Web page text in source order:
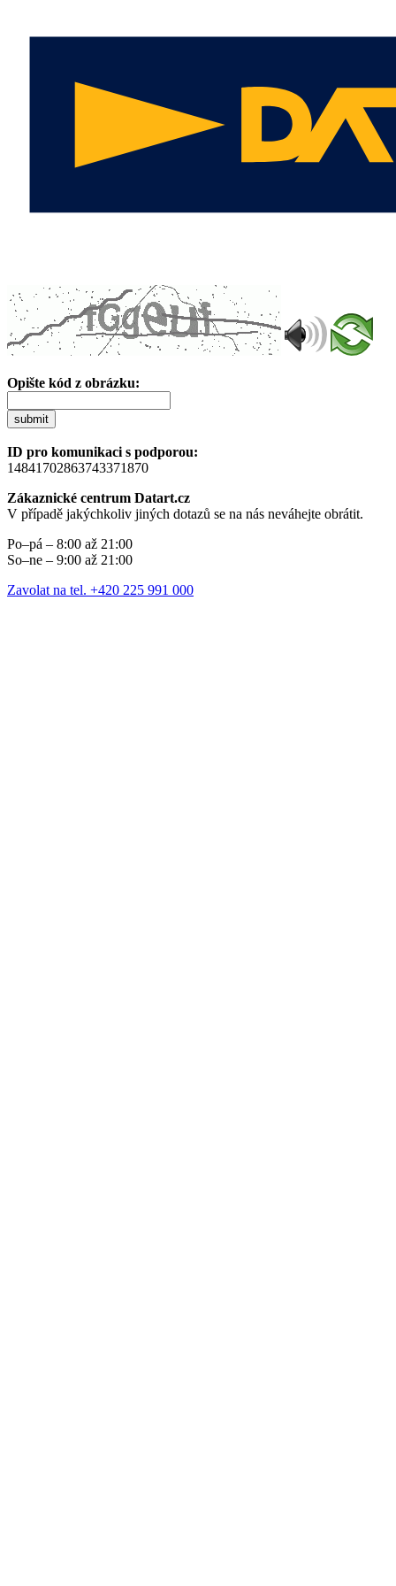
Opište kód z obrázku:
submit
ID pro komunikaci s podporou:
14841702863743371870
Zákaznické centrum Datart.cz
V případě jakýchkoliv jiných dotazů se na nás neváhejte obrátit.
Po–pá – 8:00 až 21:00
So–ne – 9:00 až 21:00
Zavolat na tel. +420 225 991 000